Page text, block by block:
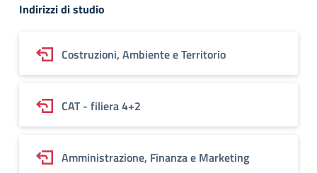
Indirizzi di studio
Costruzioni, Ambiente e Territorio
CAT - filiera 4+2
Amministrazione, Finanza e Marketing